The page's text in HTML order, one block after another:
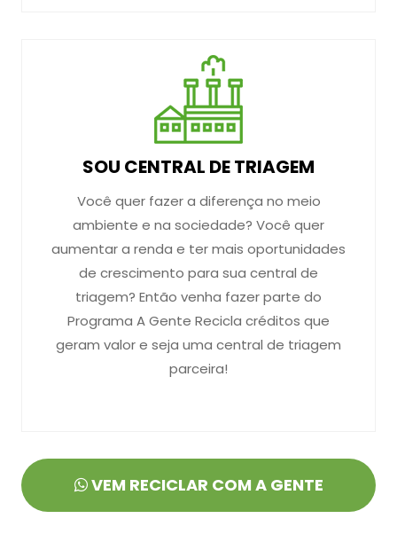
SOU CENTRAL DE TRIAGEM
Você quer fazer a diferença no meio
ambiente e na sociedade? Você quer
aumentar a renda e ter mais oportunidades
de crescimento para sua central de
triagem? Então venha fazer parte do
Programa A Gente Recicla créditos que
geram valor e seja uma central de triagem
parceira!
VEM RECICLAR COM A GENTE